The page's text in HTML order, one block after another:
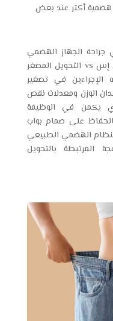
أكثر عند بعض
الجهاز الهضمي
والمناظير الفرق بين جراحي السادي إس vs التحويل المصغر
الإجراءين في تصغير
الوزن ومعدلات نقص
يكمن في الوظيفة
على صمام بواب
الهضمي الطبيعي
المرتبطة بالتحويل